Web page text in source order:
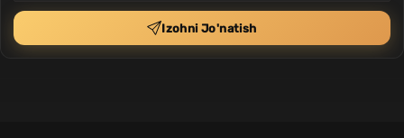
Izohni Jo'natish